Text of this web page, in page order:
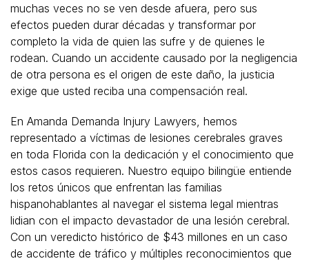
muchas veces no se ven desde afuera, pero sus
efectos pueden durar décadas y transformar por
completo la vida de quien las sufre y de quienes le
rodean. Cuando un accidente causado por la negligencia
de otra persona es el origen de este daño, la justicia
exige que usted reciba una compensación real.
En Amanda Demanda Injury Lawyers, hemos
representado a víctimas de lesiones cerebrales graves
en toda Florida con la dedicación y el conocimiento que
estos casos requieren. Nuestro equipo bilingüe entiende
los retos únicos que enfrentan las familias
hispanohablantes al navegar el sistema legal mientras
lidian con el impacto devastador de una lesión cerebral.
Con un veredicto histórico de $43 millones en un caso
de accidente de tráfico y múltiples reconocimientos que